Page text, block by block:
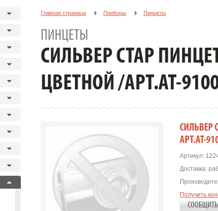
Главная страница Приборы Пинцеты
ПИНЦЕТЫ
СИЛЬВЕР СТАР
ЦВЕТНОЙ /АРТ.АТ-
СИЛЬВЕР
АРТ.АТ-
Артикул:
Доставка:
Получить